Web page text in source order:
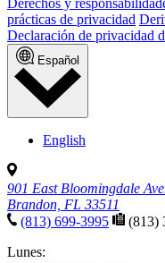
prácticas de privacidad
Declaración de privacidad
Español
English
901 East Bloomingdale
Brandon, FL 33511
(813) 699-3995
(813)
Lunes: